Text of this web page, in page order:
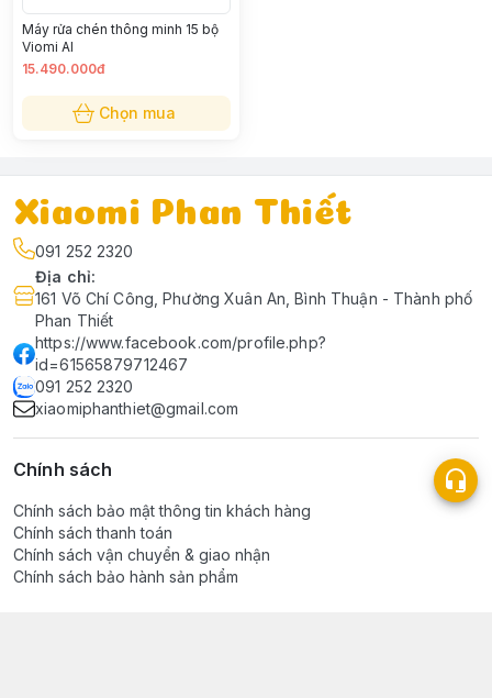
Máy rửa chén thông minh 15 bộ
Viomi AI
15.490.000đ
Chọn mua
Xiaomi Phan Thiết
091 252 2320
Địa chỉ:
161 Võ Chí Công, Phường Xuân An, Bình Thuận - Thành phố
Phan Thiết
https://www.facebook.com/profile.php?
id=61565879712467
091 252 2320
xiaomiphanthiet@gmail.com
Chính sách
Chính sách bảo mật thông tin khách hàng
Chính sách thanh toán
Chính sách vận chuyển & giao nhận
Chính sách bảo hành sản phẩm